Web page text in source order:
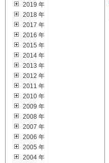
2019 年
2018 年
2017 年
2016 年
2015 年
2014 年
2013 年
2012 年
2011 年
2010 年
2009 年
2008 年
2007 年
2006 年
2005 年
2004 年